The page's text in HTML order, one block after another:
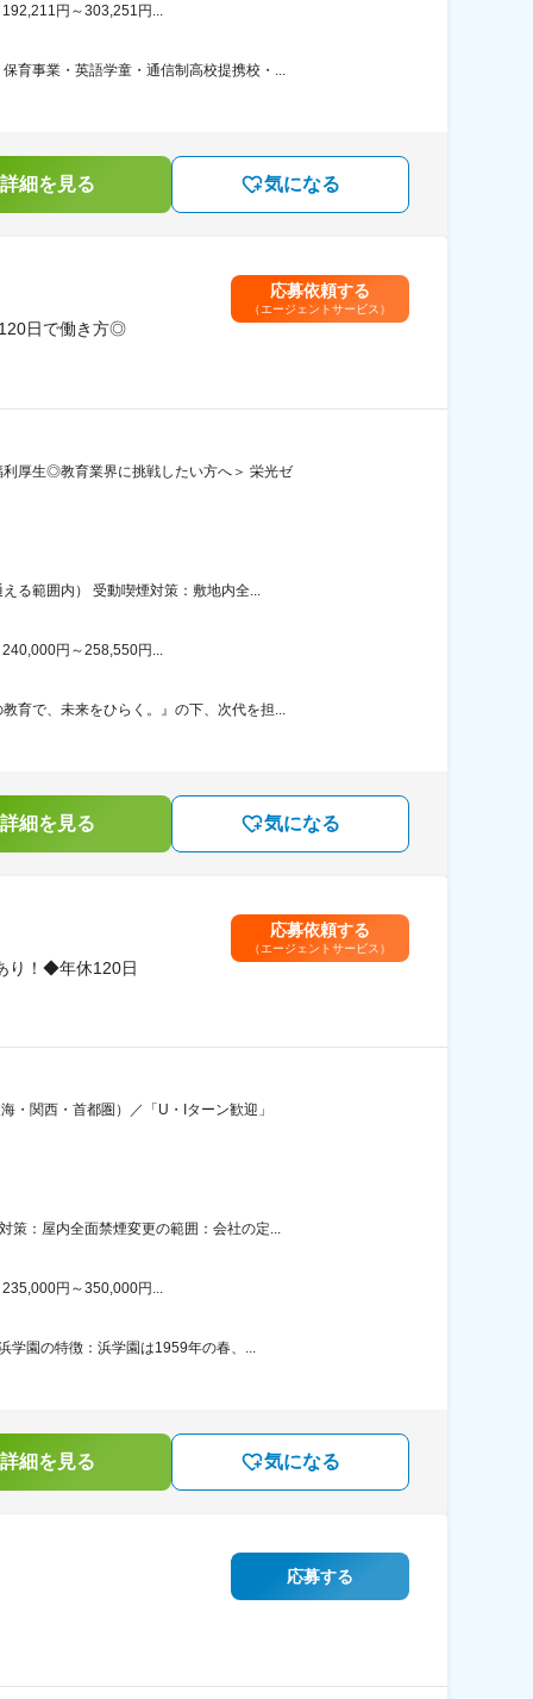
円～303,251円...
育事業・英語学童・通信制高校提携校・...
細を見る 気になる
日で働き方◎
応募依頼する
（エージェントサービス）
厚生◎教育業界に挑戦したい方へ＞ 栄光ゼ
範囲内） 受動喫煙対策：敷地内全...
円～258,550円...
育で、未来をひらく。』の下、次代を担...
細を見る 気になる
り！◆年休120日
応募依頼する
（エージェントサービス）
・関西・首都圏）／「U・Iターン歓迎」
策：屋内全面禁煙変更の範囲：会社の定...
円～350,000円...
学園の特徴：浜学園は1959年の春、...
細を見る 気になる
応募する